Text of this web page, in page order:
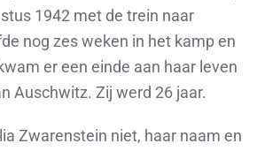
1942 met de trein naar
nog zes weken in het kamp en
er een einde aan haar leven
Auschwitz. Zij werd 26 jaar.
Zwarenstein niet, haar naam en